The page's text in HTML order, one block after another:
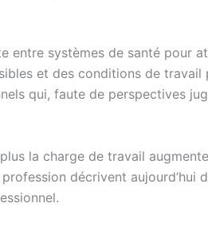
entre systèmes de santé pour
et des conditions de travail
qui, faute de perspectives
la charge de travail
décrivent aujourd’hui